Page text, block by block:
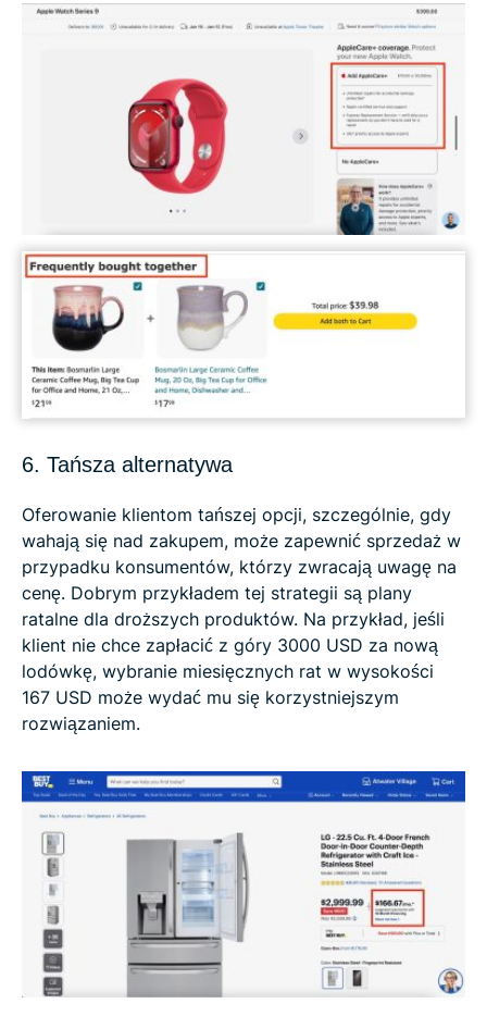
6. Tańsza alternatywa
Oferowanie klientom tańszej opcji, szczególnie, gdy
wahają się nad zakupem, może zapewnić sprzedaż w
przypadku konsumentów, którzy zwracają uwagę na
cenę. Dobrym przykładem tej strategii są plany
ratalne dla droższych produktów. Na przykład, jeśli
klient nie chce zapłacić z góry 3000 USD za nową
lodówkę, wybranie miesięcznych rat w wysokości
167 USD może wydać mu się korzystniejszym
rozwiązaniem.